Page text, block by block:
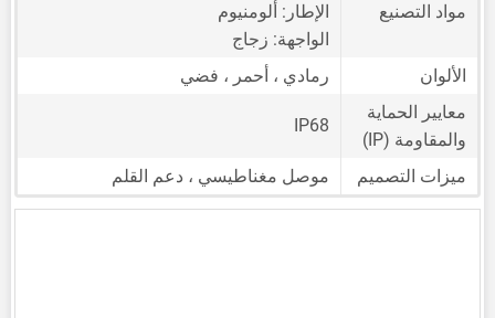
مواد التصنيع
الإطار: ألومنيوم
الواجهة: زجاج
الألوان
رمادي ، أحمر ، فضي
معايير الحماية
والمقاومة (IP)
IP68
ميزات التصميم موصل مغناطيسي ، دعم القلم